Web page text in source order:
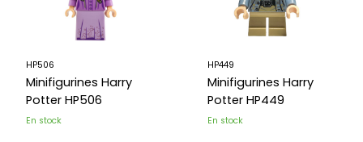
HP506
Minifigurines Harry
Potter HP506
En stock
HP449
Minifigurines Harry
Potter HP449
En stock